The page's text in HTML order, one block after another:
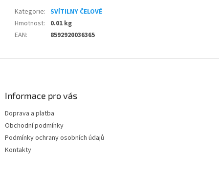
Kategorie: SVÍTILNY ČELOVÉ
Hmotnost:
0.01 kg
EAN: 8592920036365
Informace pro vás
Doprava a platba
Obchodní podmínky
Podmínky ochrany osobních údajů
Kontakty